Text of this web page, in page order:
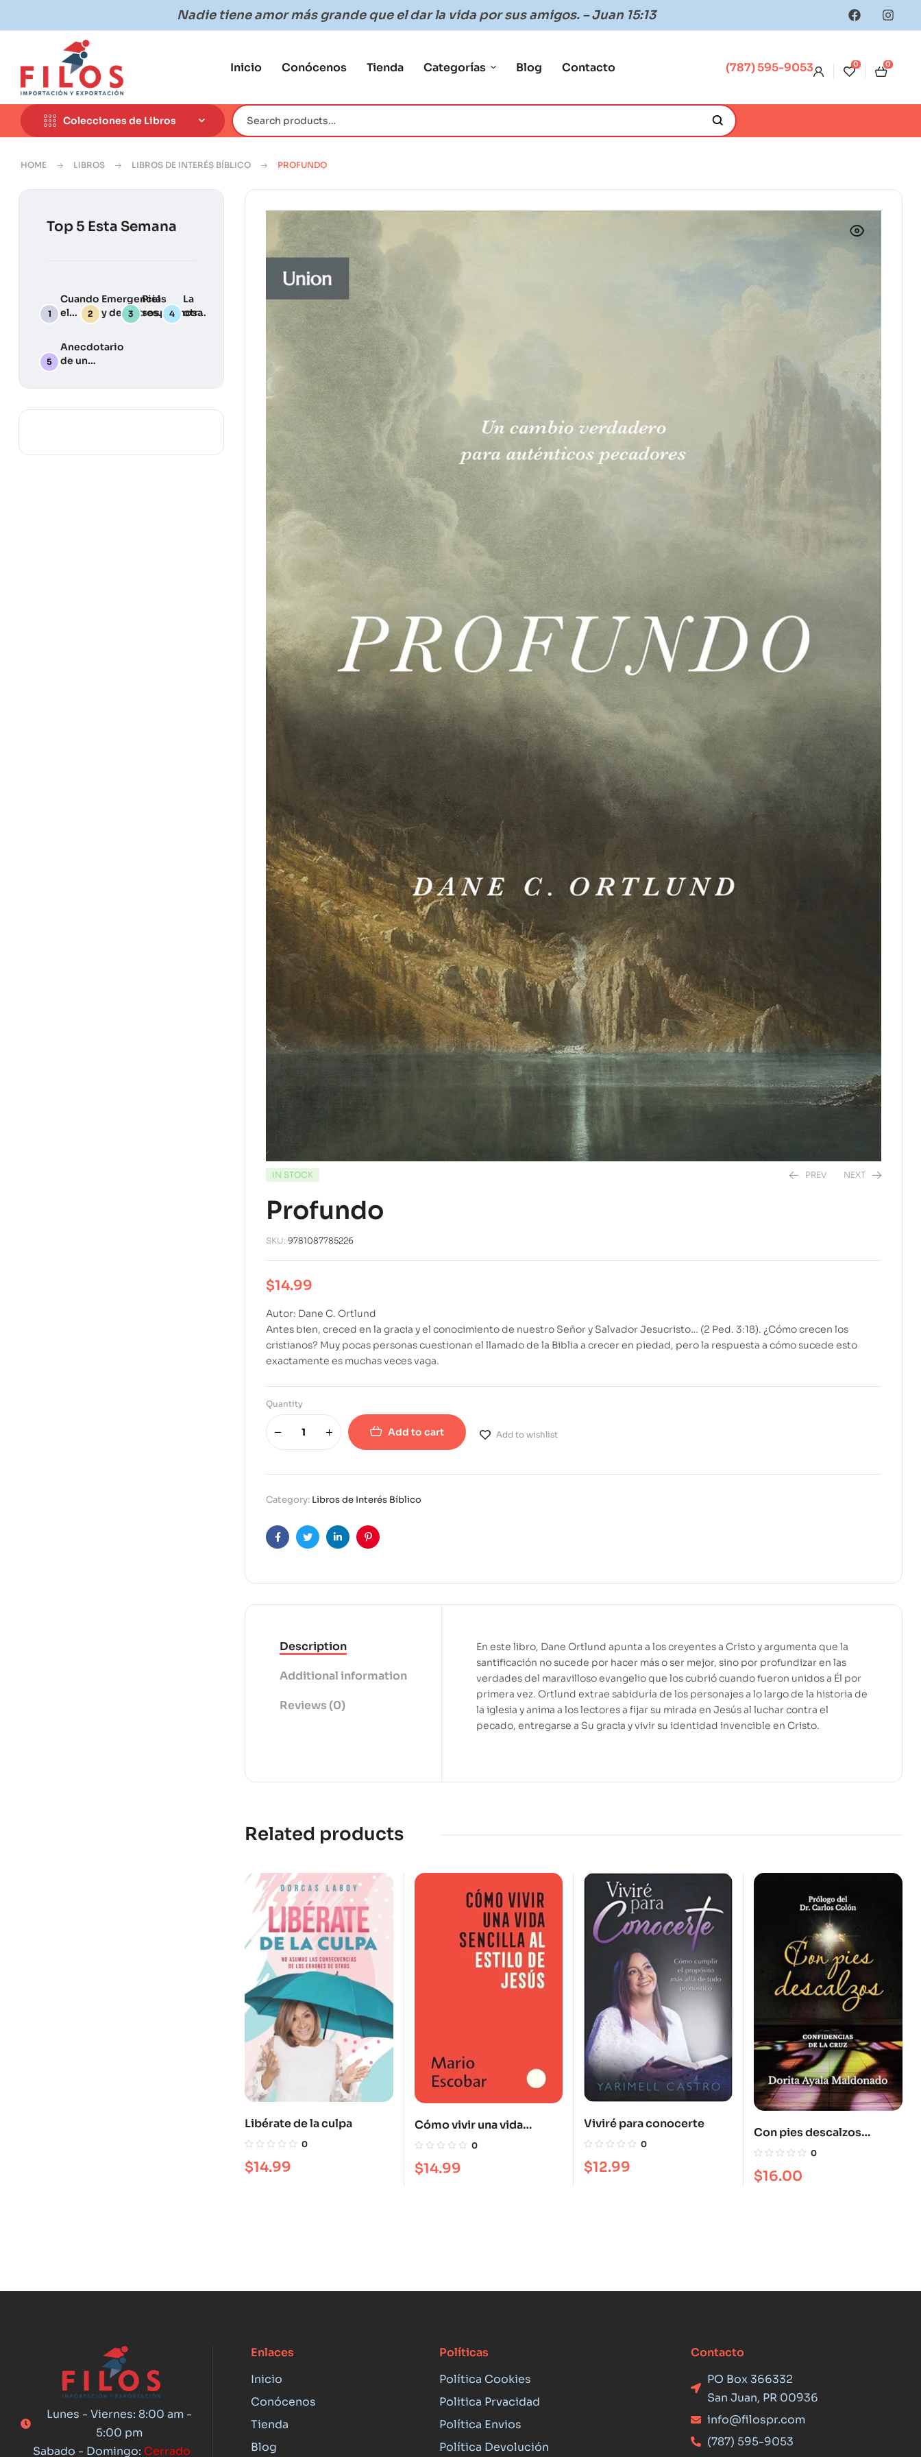
Nadie tiene amor más grande que el dar la vida por sus amigos. – Juan 15:13
Inicio Conócenos Tienda Categorías Blog Contacto (787) 595-9053 0 0
Colecciones de Libros
HOME LIBROS LIBROS DE INTERÉS BÍBLICO PROFUNDO
IN STOCK PREV NEXT
Profundo
SKU: 9781087785226
$14.99
Autor: Dane C. Ortlund
Antes bien, creced en la gracia y el conocimiento de nuestro Señor y Salvador Jesucristo… (2 Ped. 3:18). ¿Cómo crecen los
cristianos? Muy pocas personas cuestionan el llamado de la Biblia a crecer en piedad, pero la respuesta a cómo sucede esto
exactamente es muchas veces vaga.
Quantity
Add to cart Add to wishlist
r
a
t
Category: Libros de Interés Bíblico
FacebookTwitterLinkedinPinterest
Description
Additional information
Reviews (0)
En este libro, Dane Ortlund apunta a los creyentes a Cristo y argumenta que la
santificación no sucede por hacer más o ser mejor, sino por profundizar en las
verdades del maravilloso evangelio que los cubrió cuando fueron unidos a Él por
primera vez. Ortlund extrae sabiduría de los personajes a lo largo de la historia de
la iglesia y anima a los lectores a fijar su mirada en Jesús al luchar contra el
pecado, entregarse a Su gracia y vivir su identidad invencible en Cristo.
Related products
Libérate de la culpa
0
$14.99
Cómo vivir una vida
sencilla al estilo de Jesús
0
$14.99
Viviré para conocerte
0
$12.99
Con pies descalzos
Confidencias de la cruz
0
$16.00
Top 5 Esta Semana
Cuando
el
Deber
Llama
Emergencias
y desastres:
Una guía
práctica
para
Piel
sospechosa
La
otra
Anecdotario
de un
silvestre … y
Lunes - Viernes: 8:00 am -
5:00 pm
Sabado - Domingo: Cerrado
Enlaces
Inicio
Conócenos
Tienda
Blog
Políticas
Política Cookies
Politica Prvacidad
Política Envios
Política Devolución
Contacto
PO Box 366332
San Juan, PR 00936
info@filospr.com
(787) 595-9053